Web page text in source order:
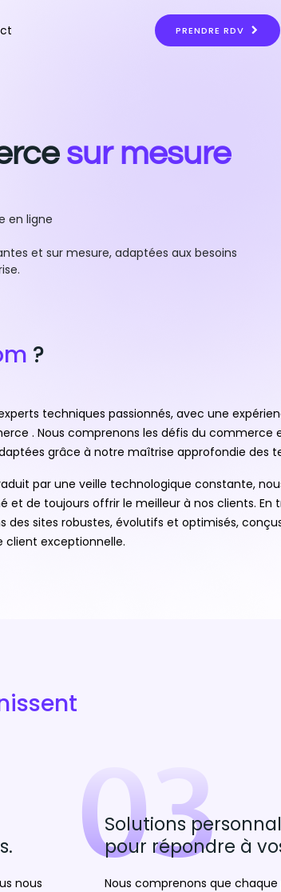
PRENDRE RDV
sur mesure
en ligne
et sur mesure, adaptées aux besoins
?
techniques passionnés, avec une
. Nous comprenons les défis du commerce
grâce à notre maîtrise approfondie des
par une veille technologique constante,
et de toujours offrir le meilleur à nos clients. En
sites robustes, évolutifs et optimisés,
client exceptionnelle.
nous
03
Solutions
pour répondre à
Nous comprenons que